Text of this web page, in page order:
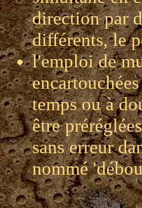
direction par
différents, le
l'emploi de
temps ou à
être
sans erreur
nommé